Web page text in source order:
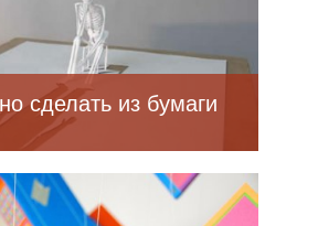
сделать из бумаги